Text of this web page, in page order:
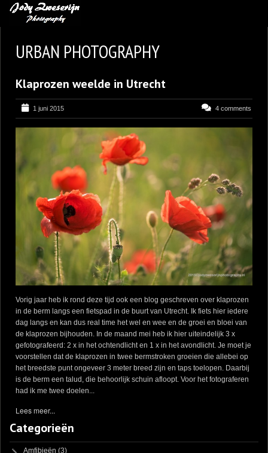
BLOG
LEREN VAN KUNST
BENCE MATE FOTOHUTTEN
OVER MIJ
URBAN PHOTOGRAPHY
Klaprozen weelde in Utrecht
1 juni 2015 4 comments
Vorig jaar heb ik rond deze tijd ook een blog geschreven over klaprozen
in de berm langs een fietspad in de buurt van Utrecht. Ik fiets hier iedere
dag langs en kan dus real time het wel en wee en de groei en bloei van
de klaprozen bijhouden. In de maand mei heb ik hier uiteindelijk 3 x
gefotografeerd: 2 x in het ochtendlicht en 1 x in het avondlicht. Je moet je
voorstellen dat de klaprozen in twee bermstroken groeien die allebei op
het breedste punt ongeveer 3 meter breed zijn en taps toelopen. Daarbij
is de berm een talud, die behoorlijk schuin afloopt. Voor het fotograferen
had ik me twee doelen...
Lees meer...
Categorieën
Amfibieën (3)